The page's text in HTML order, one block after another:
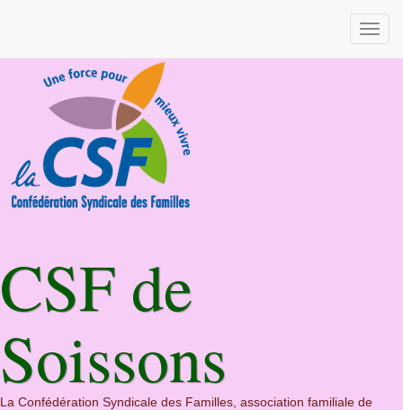
CSF de
Soissons
La Confédération Syndicale des Familles, association familiale de